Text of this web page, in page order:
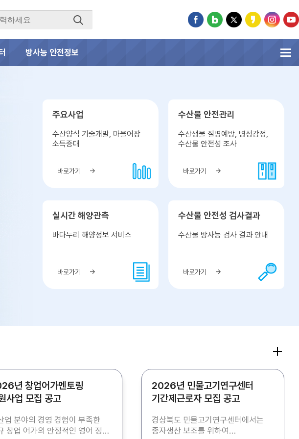
방사능 안전정보
주요사업
수산양식 기술개발, 마을어장
소득증대
바로가기
수산물 안전관리
수산생물 질병예방, 병성감정,
수산물 안전성 조사
바로가기
실시간 해양관측
바다누리 해양정보 서비스
바로가기
수산물 안전성 검사결과
수산물 방사능 검사 결과 안내
바로가기
년 창업어가멘토링
사업 모집 공고
업 분야의 경영 경험이 부족한
창업 어가의 안정적인 영어 정착
2026년 민물고기연구센터
기간제근로자 모집 공고
경상북도 민물고기연구센터에서는
종자생산 보조를 위하여